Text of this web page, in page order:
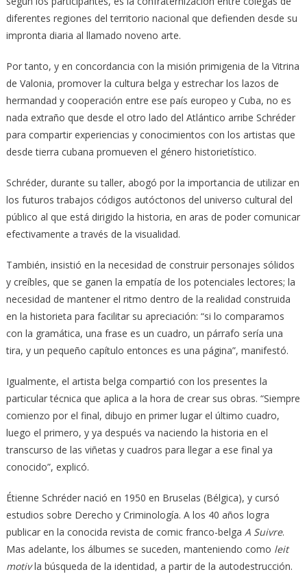
diferentes regiones del territorio nacional que defienden desde su
impronta diaria al llamado noveno arte.
Por tanto, y en concordancia con la misión primigenia de la Vitrina
de Valonia, promover la cultura belga y estrechar los lazos de
hermandad y cooperación entre ese país europeo y Cuba, no es
nada extraño que desde el otro lado del Atlántico arribe Schréder
para compartir experiencias y conocimientos con los artistas que
desde tierra cubana promueven el género historietístico.
Schréder, durante su taller, abogó por la importancia de utilizar en
los futuros trabajos códigos autóctonos del universo cultural del
público al que está dirigido la historia, en aras de poder comunicar
efectivamente a través de la visualidad.
También, insistió en la necesidad de construir personajes sólidos
y creíbles, que se ganen la empatía de los potenciales lectores; la
necesidad de mantener el ritmo dentro de la realidad construida
en la historieta para facilitar su apreciación: “si lo comparamos
con la gramática, una frase es un cuadro, un párrafo sería una
tira, y un pequeño capítulo entonces es una página”, manifestó.
Igualmente, el artista belga compartió con los presentes la
particular técnica que aplica a la hora de crear sus obras. “Siempre
comienzo por el final, dibujo en primer lugar el último cuadro,
luego el primero, y ya después va naciendo la historia en el
transcurso de las viñetas y cuadros para llegar a ese final ya
conocido”, explicó.
Étienne Schréder nació en 1950 en Bruselas (Bélgica), y cursó
estudios sobre Derecho y Criminología. A los 40 años logra
publicar en la conocida revista de comic franco-belga A Suivre.
Mas adelante, los álbumes se suceden, manteniendo como leit
motivla búsqueda de la identidad, a partir de la autodestrucción.